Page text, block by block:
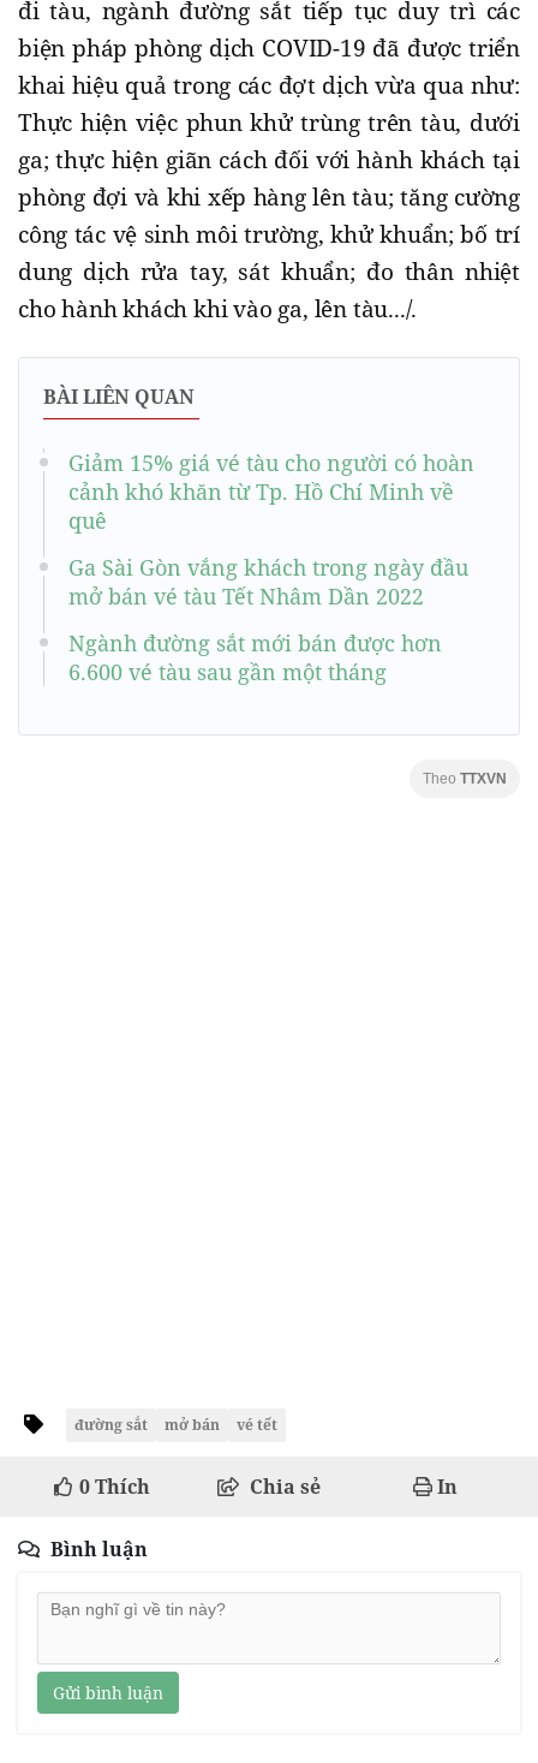
đi tàu, ngành đường sắt tiếp tục duy trì các
biện pháp phòng dịch COVID-19 đã được triển
khai hiệu quả trong các đợt dịch vừa qua như:
Thực hiện việc phun khử trùng trên tàu, dưới
ga; thực hiện giãn cách đối với hành khách tại
phòng đợi và khi xếp hàng lên tàu; tăng cường
công tác vệ sinh môi trường, khử khuẩn; bố trí
dung dịch rửa tay, sát khuẩn; đo thân nhiệt
cho hành khách khi vào ga, lên tàu.../.
BÀI LIÊN QUAN
Giảm 15% giá vé tàu cho người có hoàn
cảnh khó khăn từ Tp. Hồ Chí Minh về
quê
Ga Sài Gòn vắng khách trong ngày đầu
mở bán vé tàu Tết Nhâm Dần 2022
Ngành đường sắt mới bán được hơn
6.600 vé tàu sau gần một tháng
Theo TTXVN
đường sắt mở bán vé tết
0Thích Chia sẻ In
Bình luận
Gửi bình luận